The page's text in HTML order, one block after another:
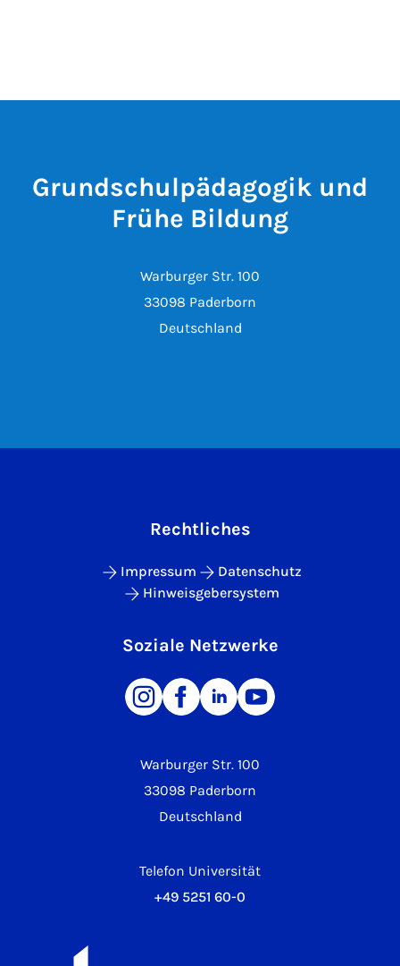
Grundschulpädagogik und
Frühe Bildung
Warburger Str. 100
33098 Paderborn
Deutschland
Warburger Str. 100
33098 Paderborn
Deutschland
Telefon Universität
+49 5251 60-0
Rechtliches
Impressum
Datenschutz
Hinweisgebersystem
Soziale Netzwerke